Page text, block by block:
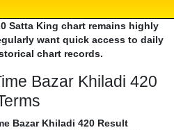
Satta King chart remains highly
want quick access to daily
chart records.
Bazar Khiladi 420
Bazar Khiladi 420 Result